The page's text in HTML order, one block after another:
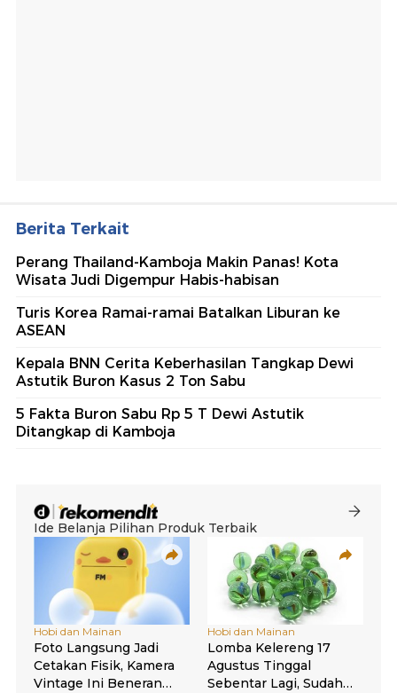
Berita Terkait
Perang Thailand-Kamboja Makin Panas! Kota
Wisata Judi Digempur Habis-habisan
Turis Korea Ramai-ramai Batalkan Liburan ke
ASEAN
Kepala BNN Cerita Keberhasilan Tangkap Dewi
Astutik Buron Kasus 2 Ton Sabu
5 Fakta Buron Sabu Rp 5 T Dewi Astutik
Ditangkap di Kamboja